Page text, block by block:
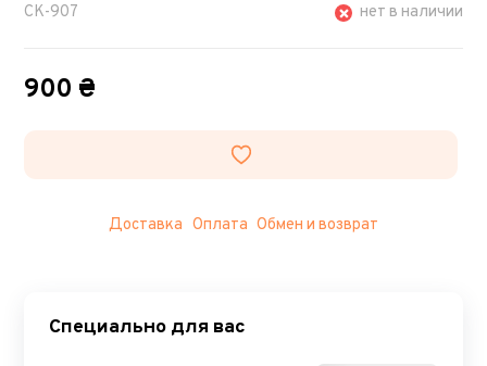
CK-907 нет в наличии
900 ₴
Доставка Оплата Обмен и возврат
Специально для вас